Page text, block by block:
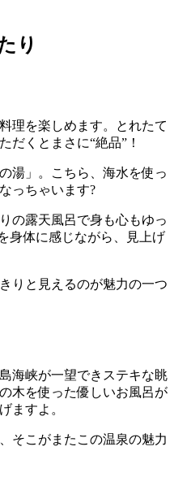
り
理を楽しめます。とれたて
だくとまさに“絶品”！
湯」。こちら、海水を使っ
っちゃいます?
の露天風呂で身も心もゆっ
体に感じながら、見上げ
りと見えるのが魅力の一つ
海峡が一望できステキな眺
木を使った優しいお風呂が
ますよ。
そこがまたこの温泉の魅力